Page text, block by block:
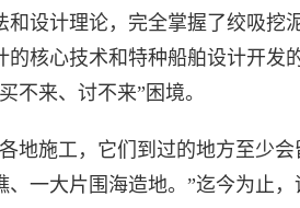
和设计理论，完全掌握了绞吸挖
的核心技术和特种船舶设计开发
不来、讨不来”困境。
地施工，它们到过的地方至少
、一大片围海造地。”迄今为止